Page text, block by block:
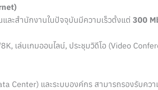
และสำนักงานในปัจจุบันมีความเร็วตั้งแต่ 300
เล่นเกมออนไลน์, ประชุมวิดีโอ (Video
Center) และระบบองค์กร สามารถรองรับควา